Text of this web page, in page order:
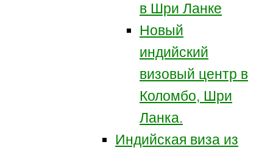
в Шри Ланке
Новый
индийский
визовый центр в
Коломбо, Шри
Ланка.
Индийская виза из